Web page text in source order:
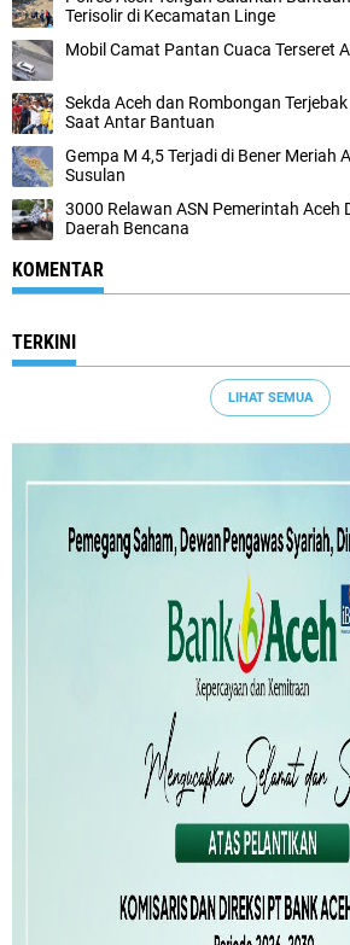
Terisolir di Kecamatan Linge
Mobil Camat Pantan Cuaca Terseret
Sekda Aceh dan Rombongan
Saat Antar Bantuan
Gempa M 4,5 Terjadi di Bener Meriah
Susulan
3000 Relawan ASN Pemerintah Aceh
Daerah Bencana
KOMENTAR
TERKINI
LIHAT SEMUA